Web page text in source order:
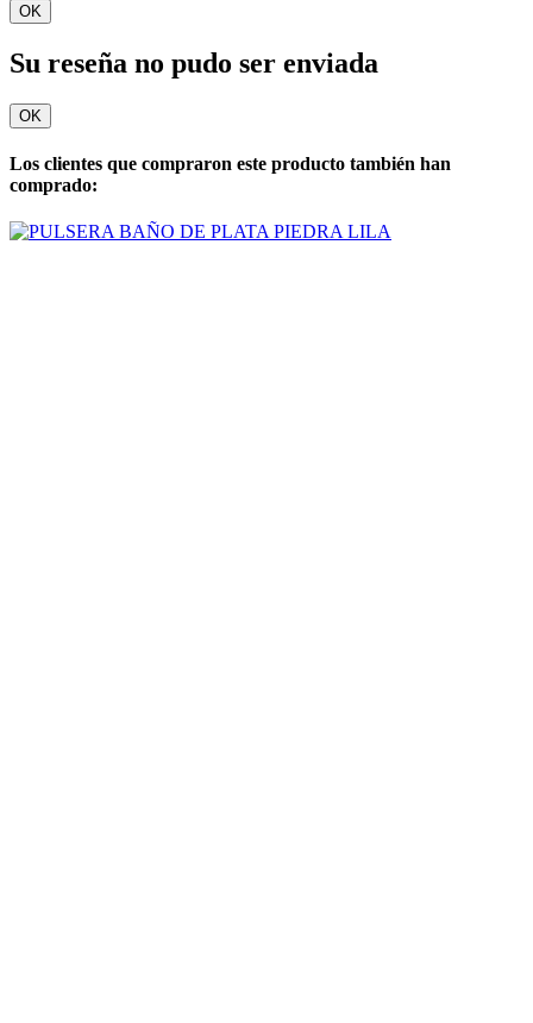
OK
Su reseña no pudo ser enviada
OK
Los clientes que compraron este producto también han
comprado: